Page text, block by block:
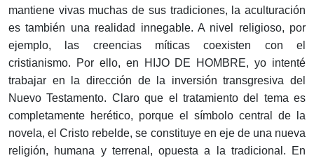
mantiene vivas muchas de sus tradiciones, la aculturación
es también una realidad innegable. A nivel religioso, por
ejemplo, las creencias míticas coexisten con el
cristianismo. Por ello, en HIJO DE HOMBRE, yo intenté
trabajar en la dirección de la inversión transgresiva del
Nuevo Testamento. Claro que el tratamiento del tema es
completamente herético, porque el símbolo central de la
novela, el Cristo rebelde, se constituye en eje de una nueva
religión, humana y terrenal, opuesta a la tradicional. En